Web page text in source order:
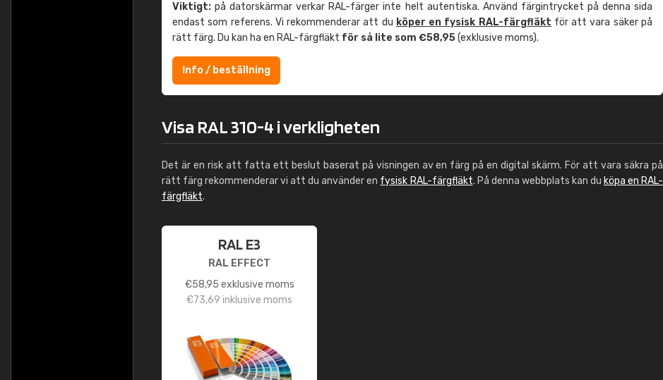
Viktigt: på datorskärmar verkar RAL-färger inte helt autentiska. Använd färgintrycket på denna sida
endast som referens. Vi rekommenderar att du köper en fysisk RAL-färgfläkt för att vara säker på
rätt färg. Du kan ha en RAL-färgfläkt för så lite som €58,95(exklusive moms).
Info / beställning
Visa RAL 310-4 i verkligheten
Det är en risk att fatta ett beslut baserat på visningen av en färg på en digital skärm. För att vara säkra på
rätt färg rekommenderar vi att du använder en fysisk RAL-färgfläkt. På denna webbplats kan du köpa en RAL-
färgfläkt.
RAL E3
RAL EFFECT
€58,95 exklusive moms
€73,69 inklusive moms